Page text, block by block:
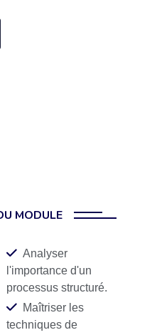
MODULE
Analyser
l'importance d'un
processus structuré.
Maîtriser les
techniques de